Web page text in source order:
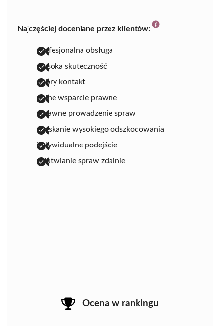
Najczęściej doceniane przez klientów:
profesjonalna obsługa
wysoka skuteczność
dobry kontakt
pełne wsparcie prawne
sprawne prowadzenie spraw
uzyskanie wysokiego odszkodowania
indywidualne podejście
załatwianie spraw zdalnie
Ocena w rankingu